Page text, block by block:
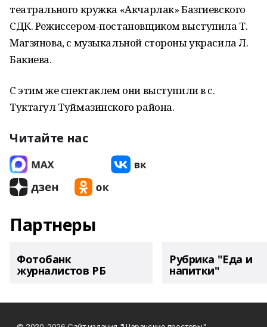
театрального кружка «Акчарлак» Базгиевского
СДК. Режиссером-постановщиком выступила Т.
Магзянова, с музыкальной стороны украсила Л.
Бакиева.
С этим же спектаклем они выступили в с.
Туктагул Туймазинского района.
Читайте нас
Партнеры
Фотобанк
журналистов РБ
Рубрика "Еда и
напитки"